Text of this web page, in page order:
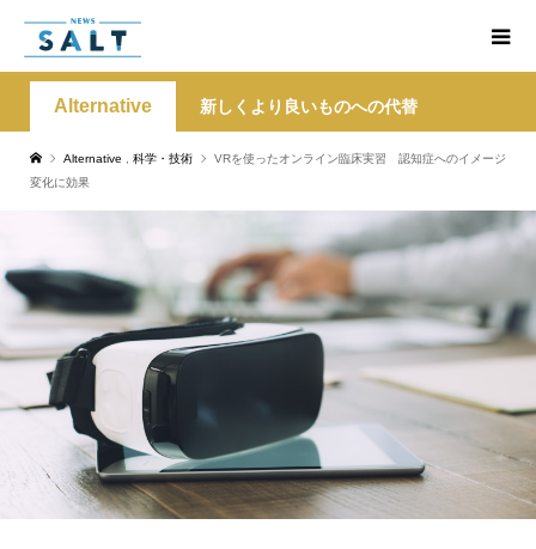
Alternative 新しくより良いものへの代替
Alternative 科学・技術
VRを使ったオンライン臨床実習 認知症へのイメージ
変化に効果